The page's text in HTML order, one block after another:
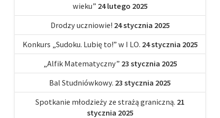
wieku” 24 lutego 2025
Drodzy uczniowie! 24 stycznia 2025
Konkurs „Sudoku. Lubię to!” w I LO. 24 stycznia 2025
„Alfik Matematyczny” 23 stycznia 2025
Bal Studniówkowy. 23 stycznia 2025
Spotkanie młodzieży ze strażą graniczną. 21
stycznia 2025